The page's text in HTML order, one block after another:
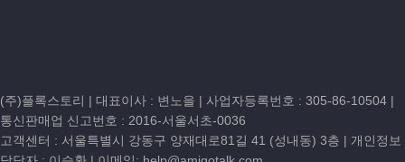
(주)플록스토리 | 대표이사 : 변노을 | 사업자등록번호 : 305-86-10504 |
통신판매업 신고번호 : 2016-서울서초-0036
고객센터 : 서울특별시 강동구 양재대로81길 41 (성내동) 3층 | 개인정보